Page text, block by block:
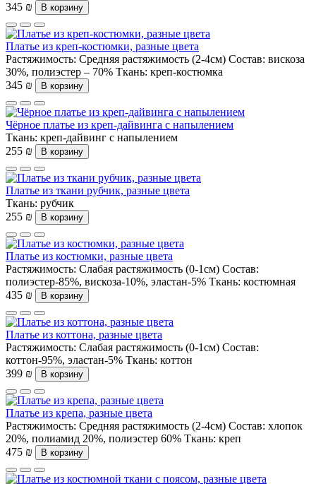
345 ₪ В корзину
Платье из креп-костюмки, разные цвета
Растяжимость: Средняя растяжимость (2-4см) Состав: вискоза
30%, полиэстер – 70% Ткань: креп-костюмка
345 ₪
В корзину
Чёрное платье из креп-дайвинга с напылением
Ткань: креп-дайвинг с напылением
255 ₪
В корзину
Платье из ткани рубчик, разные цвета
Ткань: рубчик
255 ₪
В корзину
Платье из костюмки, разные цвета
Растяжимость: Слабая растяжимость (0-1см) Состав:
полиэстер-85%, вискоза-10%, эластан-5% Ткань: костюмная
435 ₪
В корзину
Платье из коттона, разные цвета
Растяжимость: Слабая растяжимость (0-1см) Состав:
коттон-95%, эластан-5% Ткань: коттон
399 ₪
В корзину
Платье из крепа, разные цвета
Растяжимость: Средняя растяжимость (2-4см) Состав: хлопок
20%, полиамид 20%, полиэстер 60% Ткань: креп
475 ₪
В корзину